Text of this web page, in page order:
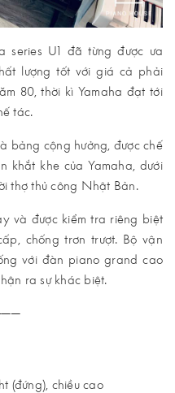
series U1 đã từng được ưa
lượng tốt với giá cả phải
80, thời kì Yamaha đạt tới
tác.
bảng cộng hưởng, được chế
khắt khe của Yamaha, dưới
thợ thủ công Nhật Bản.
và được kiểm tra riêng biệt
chống trơn trượt. Bộ vận
với đàn piano grand cao
ra sự khác biệt.
(đứng), chiều cao